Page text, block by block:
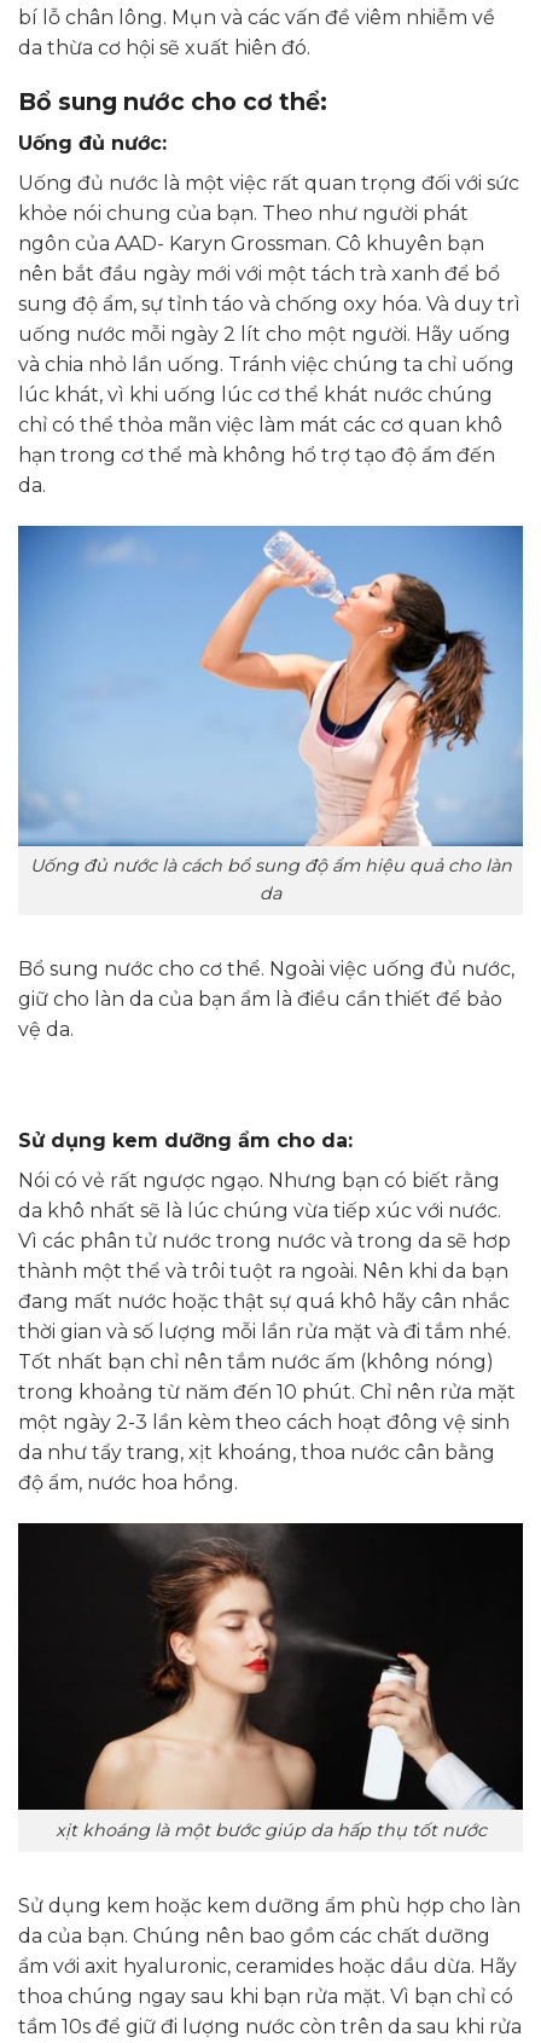
bí lỗ chân lông. Mụn và các vấn đề viêm nhiễm về
da thừa cơ hội sẽ xuất hiên đó.
Bổ sung nước cho cơ thể:
Uống đủ nước:
Uống đủ nước là một việc rất quan trọng đối với sức
khỏe nói chung của bạn. Theo như người phát
ngôn của AAD- Karyn Grossman. Cô khuyên bạn
nên bắt đầu ngày mới với một tách trà xanh để bổ
sung độ ẩm, sự tỉnh táo và chống oxy hóa. Và duy trì
uống nước mỗi ngày 2 lít cho một người. Hãy uống
và chia nhỏ lần uống. Tránh việc chúng ta chỉ uống
lúc khát, vì khi uống lúc cơ thể khát nước chúng
chỉ có thể thỏa mãn việc làm mát các cơ quan khô
hạn trong cơ thể mà không hổ trợ tạo độ ẩm đến
da.
Uống đủ nước là cách bổ sung độ ẩm hiệu quả cho làn
da
Bổ sung nước cho cơ thể. Ngoài việc uống đủ nước,
giữ cho làn da của bạn ẩm là điều cần thiết để bảo
vệ da.
Sử dụng kem dưỡng ẩm cho da:
Nói có vẻ rất ngược ngạo. Nhưng bạn có biết rằng
da khô nhất sẽ là lúc chúng vừa tiếp xúc với nước.
Vì các phân tử nước trong nước và trong da sẽ hơp
thành một thể và trôi tuột ra ngoài. Nên khi da bạn
đang mất nước hoặc thật sự quá khô hãy cân nhắc
thời gian và số lượng mỗi lần rửa mặt và đi tắm nhé.
Tốt nhất bạn chỉ nên tắm nước ấm (không nóng)
trong khoảng từ năm đến 10 phút. Chỉ nên rửa mặt
một ngày 2-3 lần kèm theo cách hoạt đông vệ sinh
da như tẩy trang, xịt khoáng, thoa nước cân bằng
độ ẩm, nước hoa hồng.
xịt khoáng là một bước giúp da hấp thụ tốt nước
Sử dụng kem hoặc kem dưỡng ẩm phù hợp cho làn
da của bạn. Chúng nên bao gồm các chất dưỡng
ẩm với axit hyaluronic, ceramides hoặc dầu dừa. Hãy
thoa chúng ngay sau khi bạn rửa mặt. Vì bạn chỉ có
tầm 10s để giữ đi lượng nước còn trên da sau khi rửa